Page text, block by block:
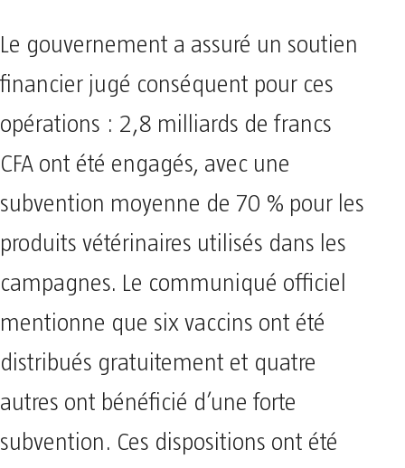
Le gouvernement a assuré un soutien
financier jugé conséquent pour ces
opérations : 2,8 milliards de francs
CFA ont été engagés, avec une
subvention moyenne de 70 % pour les
produits vétérinaires utilisés dans les
campagnes. Le communiqué officiel
mentionne que six vaccins ont été
distribués gratuitement et quatre
autres ont bénéficié d’une forte
subvention. Ces dispositions ont été